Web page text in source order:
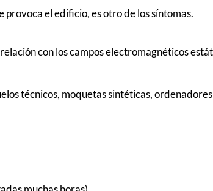
provoca el edificio, es otro de los síntomas.
con los campos electromagnéticos
técnicos, moquetas sintéticas,